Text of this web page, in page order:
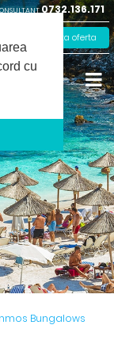
cu
Bungalows
0732.136.171
Solicita oferta